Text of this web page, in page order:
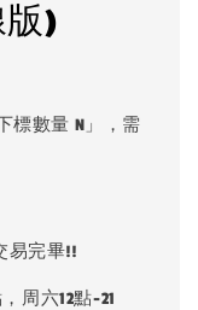
版)
標數量 N」，需
易完畢!!
周六12點-21